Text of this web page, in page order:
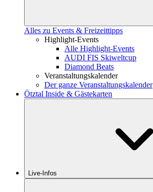
Alles zu Events & Freizeittipps
Highlight-Events
Alle Highlight-Events
AUDI FIS Skiweltcup
Diamond Beats
Veranstaltungskalender
Der ganze Veranstaltungskalender
Ötztal Inside & Gästekarten
Live-Infos